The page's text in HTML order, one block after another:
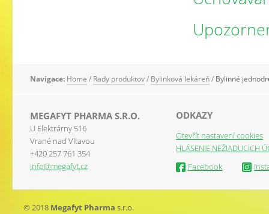
Navigace: Home / Rady produktov/ Bylinková lekáreň/ Bylinné
MEGAFYT PHARMA S.R.O.
U Elektrárny 516
Vrané nad Vltavou
+420 257 761 354
info@megafyt.cz
ODKAZY
Otevřít nastavení cookies
HLÁSENIE NEŽIADUCICH
Facebook
© 2018 Megafyt Pharma s.r.o.